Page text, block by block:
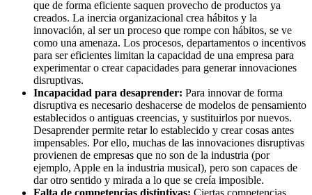
que de forma eficiente saquen provecho de productos ya
creados. La inercia organizacional crea hábitos y la
innovación, al ser un proceso que rompe con hábitos, se ve
como una amenaza. Los procesos, departamentos o incentivos
para ser eficientes limitan la capacidad de una empresa para
experimentar o crear capacidades para generar innovaciones
disruptivas.
Incapacidad para desaprender: Para innovar de forma
disruptiva es necesario deshacerse de modelos de pensamiento
establecidos o antiguas creencias, y sustituirlos por nuevos.
Desaprender permite retar lo establecido y crear cosas antes
impensables. Por ello, muchas de las innovaciones disruptivas
provienen de empresas que no son de la industria (por
ejemplo, Apple en la industria musical), pero son capaces de
dar otro sentido y mirada a lo que se creía imposible.